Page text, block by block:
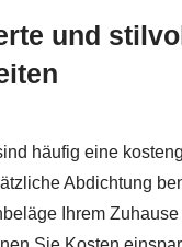
und
häufig eine
Abdichtung
Ihrem